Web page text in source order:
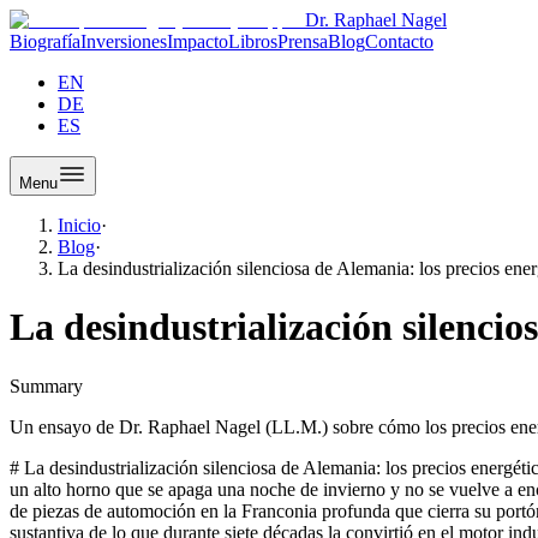
Dr. Raphael Nagel
BiografíaInversionesImpactoLibrosPrensaBlogContacto
EN
DE
ES
Menu
Inicio·
Blog·
La desindustrialización silenciosa de Alemania: los precios
La desindustrialización
Summary
Un ensayo de Dr. Raphael Nagel (LL.M.) sobre cómo los precios
# La desindustrialización silenciosa de Alemania: los precios energéticos como bola de demolición Hay derrotas que no se anuncian. No hay comunicado, no hay ceremonia, no hay bandera arriada. Simplemente un alto horno que se apaga una noche de invierno y no se vuelve a encender en primavera. Una planta química que, en lugar de modernizarse en Ludwigshafen, se traslada a Texas o a Zhanjiang. Un proveedor de piezas de automoción en la Franconia profunda que cierra su portón un viernes y no lo reabre el lunes. Esta es la forma en que Alemania está perdiendo, paso a paso y sin declaración pública, una parte sustantiva de lo que durante siete décadas la convirtió en el motor industrial de Europa. El libro SCHIEFER de Dr. Raphael Nagel (LL.M.) describe este proceso con una frialdad que solo puede tener quien ha revisado las cifras sin buscar consuelo en ellas. Entre 2012 y 2023, la participación de la industria en el PIB alemán cayó del 22 al 19 por ciento. Tres puntos porcentuales suenan a poco. Traducidos a valor añadido perdido, superan los 100 mil millones de euros anuales. Y el origen, según Nagel, no está en la ausencia de talento ni en la falta de capital. Está en el precio de la energía, es decir, en una decisión política acumulada durante dos décadas cuya factura llega ahora con puntualidad. ## El factor 2,5 y lo que significa en una hoja de cálculo La cifra que recorre el análisis de Nagel es aparentemente seca: el precio industrial de la electricidad en los Estados Unidos equivalía en 2023 a un factor de 2,5 frente al precio europeo. Esto quiere decir que una empresa europea paga aproximadamente dos veces y media lo que paga su competidora estadounidense por el mismo kilovatio hora. Para sectores donde la energía supone apenas unos puntos porcentuales del coste, es un inconveniente. Para industrias donde la energía representa hasta el treinta por ciento de los costes de producción, deja de ser un inconveniente y se convierte, en palabras del propio autor, en una imposibilidad estructural. La química, la metalurgia primaria, la producción de aluminio, la industria del vidrio, el cemento, los fertilizantes y amplias franjas de la industria del papel dependen de calor de proceso, hornos y electrólisis continua. No son actividades que se apaguen de noche y se enciendan de día. Un horno de aluminio que se apaga por ser antieconómico rara vez se reactiva, porque su reactivación técnica es más cara que construir uno nuevo en otra geografía. Esa es, precisamente, la asimetría que Nagel describe cuando habla de daños permanentes: la desindustrialización no es un ciclo, es una decisión con memoria. Detrás del factor 2,5 hay una historia más larga. Es la historia, según SCHIEFER, de un continente que prohibió el fracking mientras compraba gas ruso de larga distancia, que cerró centrales nucleares sin tener listo el sustituto y que construyó su política climática sin modelar qué ocurriría si un shock geopolítico golpeara la fase de transición. La factura del precio energético europeo no es un fenómeno meteorológico. Es la suma aritmética de esas decisiones. ## BASF, Ludwigshafen y la geografía del capital Pocos nombres ilustran mejor el desplazamiento silencioso de